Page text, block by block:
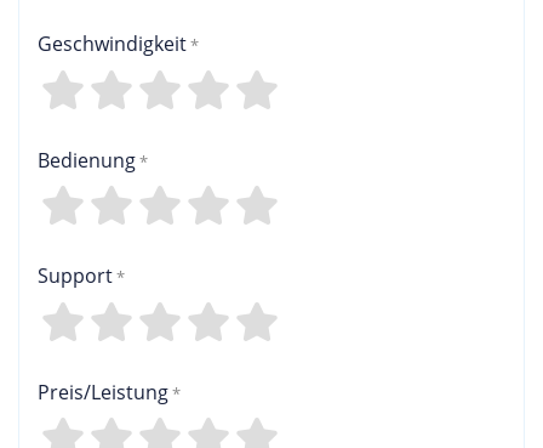
Geschwindigkeit
1
2
3
4
Bedienung
1
2
3
4
Support
1
2
3
4
Preis/Leistung
1
2
3
4